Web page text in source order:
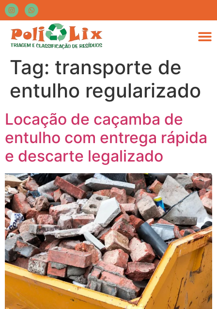
Tag: transporte de
entulho regularizado
Locação de caçamba de
entulho com entrega rápida
e descarte legalizado